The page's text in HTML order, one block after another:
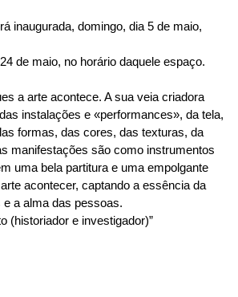
inaugurada, domingo, dia 5 de maio,
de maio, no horário daquele espaço.
a arte acontece. A sua veia criadora
instalações e «performances», da tela,
formas, das cores, das texturas, da
manifestações são como instrumentos
uma bela partitura e uma empolgante
acontecer, captando a essência da
a alma das pessoas.
(historiador e investigador)”